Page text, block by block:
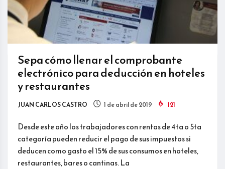
Sepa cómo llenar el comprobante
electrónico para deducción en hoteles
y restaurantes
JUAN CARLOS CASTRO 1 de abril de 2019 121
Desde este año los trabajadores con rentas de 4ta o 5ta
categoría pueden reducir el pago de sus impuestos si
deducen como gasto el 15% de sus consumos en hoteles,
restaurantes, bares o cantinas. La